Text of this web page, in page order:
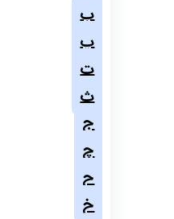
ب
پ
ت
ث
ج
چ
ح
خ